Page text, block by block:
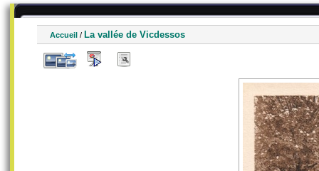
Accueil / La vallée de Vicdessos